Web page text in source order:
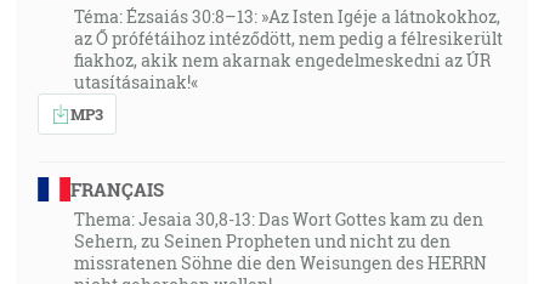
Téma: Ézsaiás 30:8–13: »Az Isten Igéje a látnokokhoz,
az Ő prófétáihoz intéződött, nem pedig a félresikerült
fiakhoz, akik nem akarnak engedelmeskedni az ÚR
utasításainak!«
MP3
FRANÇAIS
Thema: Jesaia 30,8-13: Das Wort Gottes kam zu den
Sehern, zu Seinen Propheten und nicht zu den
missratenen Söhne die den Weisungen des HERRN